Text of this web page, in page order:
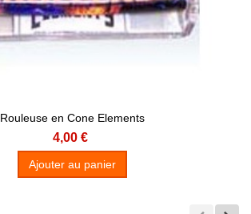
Rouleuse en Cone Elements
4,00 €
Ajouter au panier